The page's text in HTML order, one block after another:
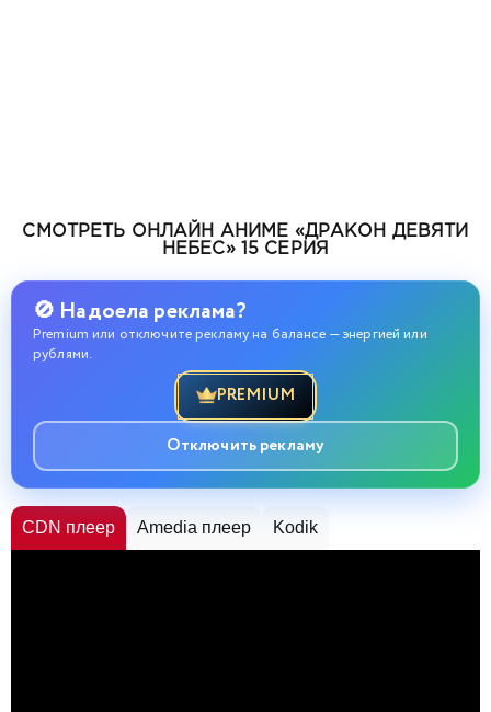
СМОТРЕТЬ ОНЛАЙН АНИМЕ «ДРАКОН ДЕВЯТИ
НЕБЕС» 15 СЕРИЯ
🚫 Надоела реклама?
Premium или отключите рекламу на балансе — энергией или
рублями.
PREMIUM
Отключить рекламу
CDN плеер Amedia плеер Kodik